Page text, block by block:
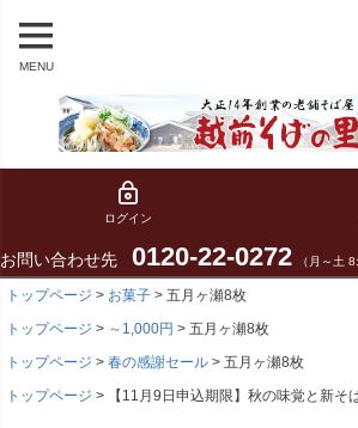
MENU
ログイン
お問い合わせ先 0120-22-0272 （月～土
トップページ お菓子
五月ヶ瀬8枚
トップページ
～1,000円
五月ヶ瀬8枚
トップページ
春の感謝セール
五月ヶ瀬8枚
トップページ
【11月9日申込期限】秋の味覚と新そ